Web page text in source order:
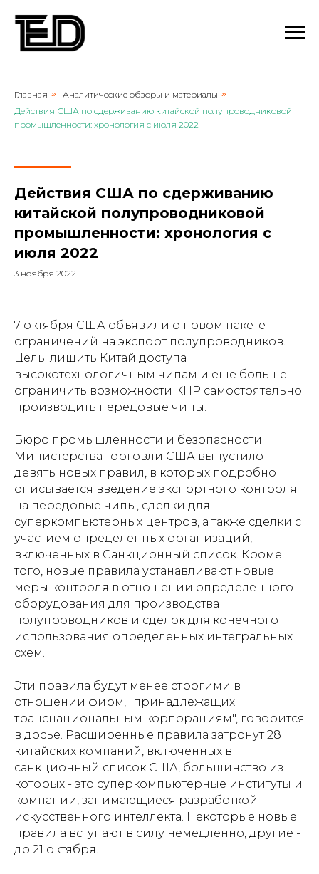
Главная » Аналитические обзоры и материалы »
Действия США по сдерживанию китайской полупроводниковой
промышленности: хронология с июля 2022
Действия США по сдерживанию
китайской полупроводниковой
промышленности: хронология с
июля 2022
3 ноября 2022
7 октября США объявили о новом пакете
ограничений на экспорт полупроводников.
Цель: лишить Китай доступа
высокотехнологичным чипам и еще больше
ограничить возможности КНР самостоятельно
производить передовые чипы.
Бюро промышленности и безопасности
Министерства торговли США выпустило
девять новых правил, в которых подробно
описывается введение экспортного контроля
на передовые чипы, сделки для
суперкомпьютерных центров, а также сделки с
участием определенных организаций,
включенных в Санкционный список. Кроме
того, новые правила устанавливают новые
меры контроля в отношении определенного
оборудования для производства
полупроводников и сделок для конечного
использования определенных интегральных
схем.
Эти правила будут менее строгими в
отношении фирм, "принадлежащих
транснациональным корпорациям", говорится
в досье. Расширенные правила затронут 28
китайских компаний, включенных в
санкционный список США, большинство из
которых - это суперкомпьютерные институты и
компании, занимающиеся разработкой
искусственного интеллекта. Некоторые новые
правила вступают в силу немедленно, другие -
до 21 октября.